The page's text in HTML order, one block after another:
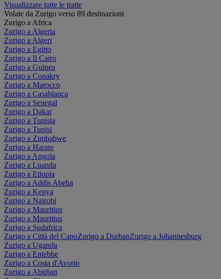
Visualizzare tutte le tratte
Volate da Zurigo verso 89 destinazioni
Zurigo a Africa
Zurigo a Algeria
Zurigo a Algeri
Zurigo a Egitto
Zurigo a Il Cairo
Zurigo a Guinea
Zurigo a Conakry
Zurigo a Marocco
Zurigo a Casablanca
Zurigo a Senegal
Zurigo a Dakar
Zurigo a Tunisia
Zurigo a Tunisi
Zurigo a Zimbabwe
Zurigo a Harare
Zurigo a Angola
Zurigo a Luanda
Zurigo a Etiopia
Zurigo a Addis Abeba
Zurigo a Kenya
Zurigo a Nairobi
Zurigo a Mauritius
Zurigo a Mauritius
Zurigo a Sudafrica
Zurigo a Città del CapoZurigo a DurbanZurigo a Johannesburg
Zurigo a Uganda
Zurigo a Entebbe
Zurigo a Costa d'Avorio
Zurigo a Abidjan